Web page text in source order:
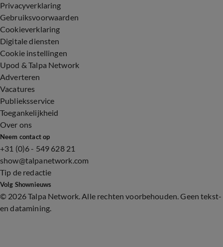
Privacyverklaring
Gebruiksvoorwaarden
Cookieverklaring
Digitale diensten
Cookie instellingen
Upod & Talpa Network
Adverteren
Vacatures
Publieksservice
Toegankelijkheid
Over ons
Neem contact op
+31 (0)6 - 549 628 21
show@talpanetwork.com
Tip de redactie
Volg Shownieuws
© 2026 Talpa Network. Alle rechten voorbehouden. Geen tekst-
en datamining.